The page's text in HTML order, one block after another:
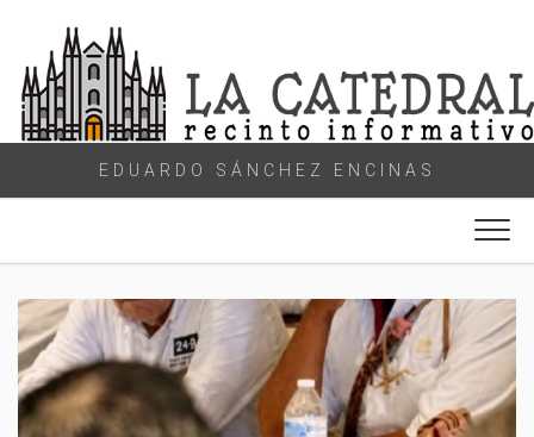
content
EDUARDO SÁNCHEZ ENCINAS